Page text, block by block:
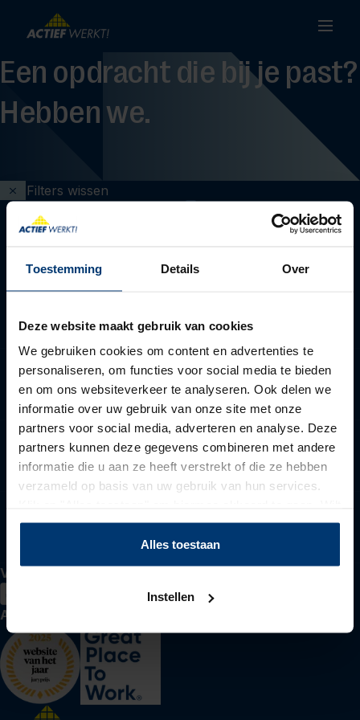
Toestemming Details Over
Deze website maakt gebruik van cookies
We gebruiken cookies om content en advertenties te
personaliseren, om functies voor social media te bieden
en om ons websiteverkeer te analyseren. Ook delen we
informatie over uw gebruik van onze site met onze
partners voor social media, adverteren en analyse. Deze
partners kunnen deze gegevens combineren met andere
informatie die u aan ze heeft verstrekt of die ze hebben
verzameld op basis van uw gebruik van hun services.
u liever geen cookies, klik dan op "instellen". Op onze
kunt u meer lezen over onze cookies.
Alles toestaan
Instellen
Een opdracht die bij je past?
Hebben we.
Filters wissen
Voor werkzoekenden
Voor werkgevers
Over Actief Werkt
Volg ons
Awards